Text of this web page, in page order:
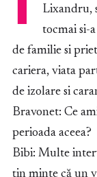
Lixandru,
tocmai si-
de familie si
cariera, viata
de izolare si
Bravonet: Ce
perioada aceea?
Bibi: Multe
țin minte că un